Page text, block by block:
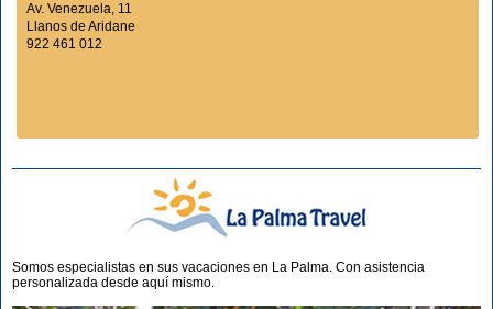
Av. Venezuela, 11
Llanos de Aridane
922 461 012
Somos especialistas en sus vacaciones en La Palma. Con asistencia
personalizada desde aquí mismo.